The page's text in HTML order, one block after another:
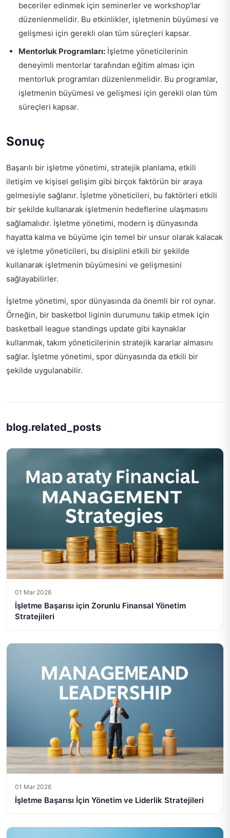
beceriler edinmek için seminerler ve workshop'lar
düzenlenmelidir. Bu etkinlikler, işletmenin büyümesi ve
gelişmesi için gerekli olan tüm süreçleri kapsar.
Mentorluk Programları: İşletme yöneticilerinin
deneyimli mentorlar tarafından eğitim alması için
mentorluk programları düzenlenmelidir. Bu programlar,
işletmenin büyümesi ve gelişmesi için gerekli olan tüm
süreçleri kapsar.
Sonuç
Başarılı bir işletme yönetimi, stratejik planlama, etkili
iletişim ve kişisel gelişim gibi birçok faktörün bir araya
gelmesiyle sağlanır. İşletme yöneticileri, bu faktörleri etkili
bir şekilde kullanarak işletmenin hedeflerine ulaşmasını
sağlamalıdır. İşletme yönetimi, modern iş dünyasında
hayatta kalma ve büyüme için temel bir unsur olarak kalacak
ve işletme yöneticileri, bu disiplini etkili bir şekilde
kullanarak işletmenin büyümesini ve gelişmesini
sağlayabilirler.
İşletme yönetimi, spor dünyasında da önemli bir rol oynar.
Örneğin, bir basketbol liginin durumunu takip etmek için
basketball league standings update gibi kaynaklar
kullanmak, takım yöneticilerinin stratejik kararlar almasını
sağlar. İşletme yönetimi, spor dünyasında da etkili bir
şekilde uygulanabilir.
blog.related_posts
01 Mar 2026
İşletme Başarısı için Zorunlu Finansal Yönetim
Stratejileri
01 Mar 2026
İşletme Başarısı İçin Yönetim ve Liderlik Stratejileri